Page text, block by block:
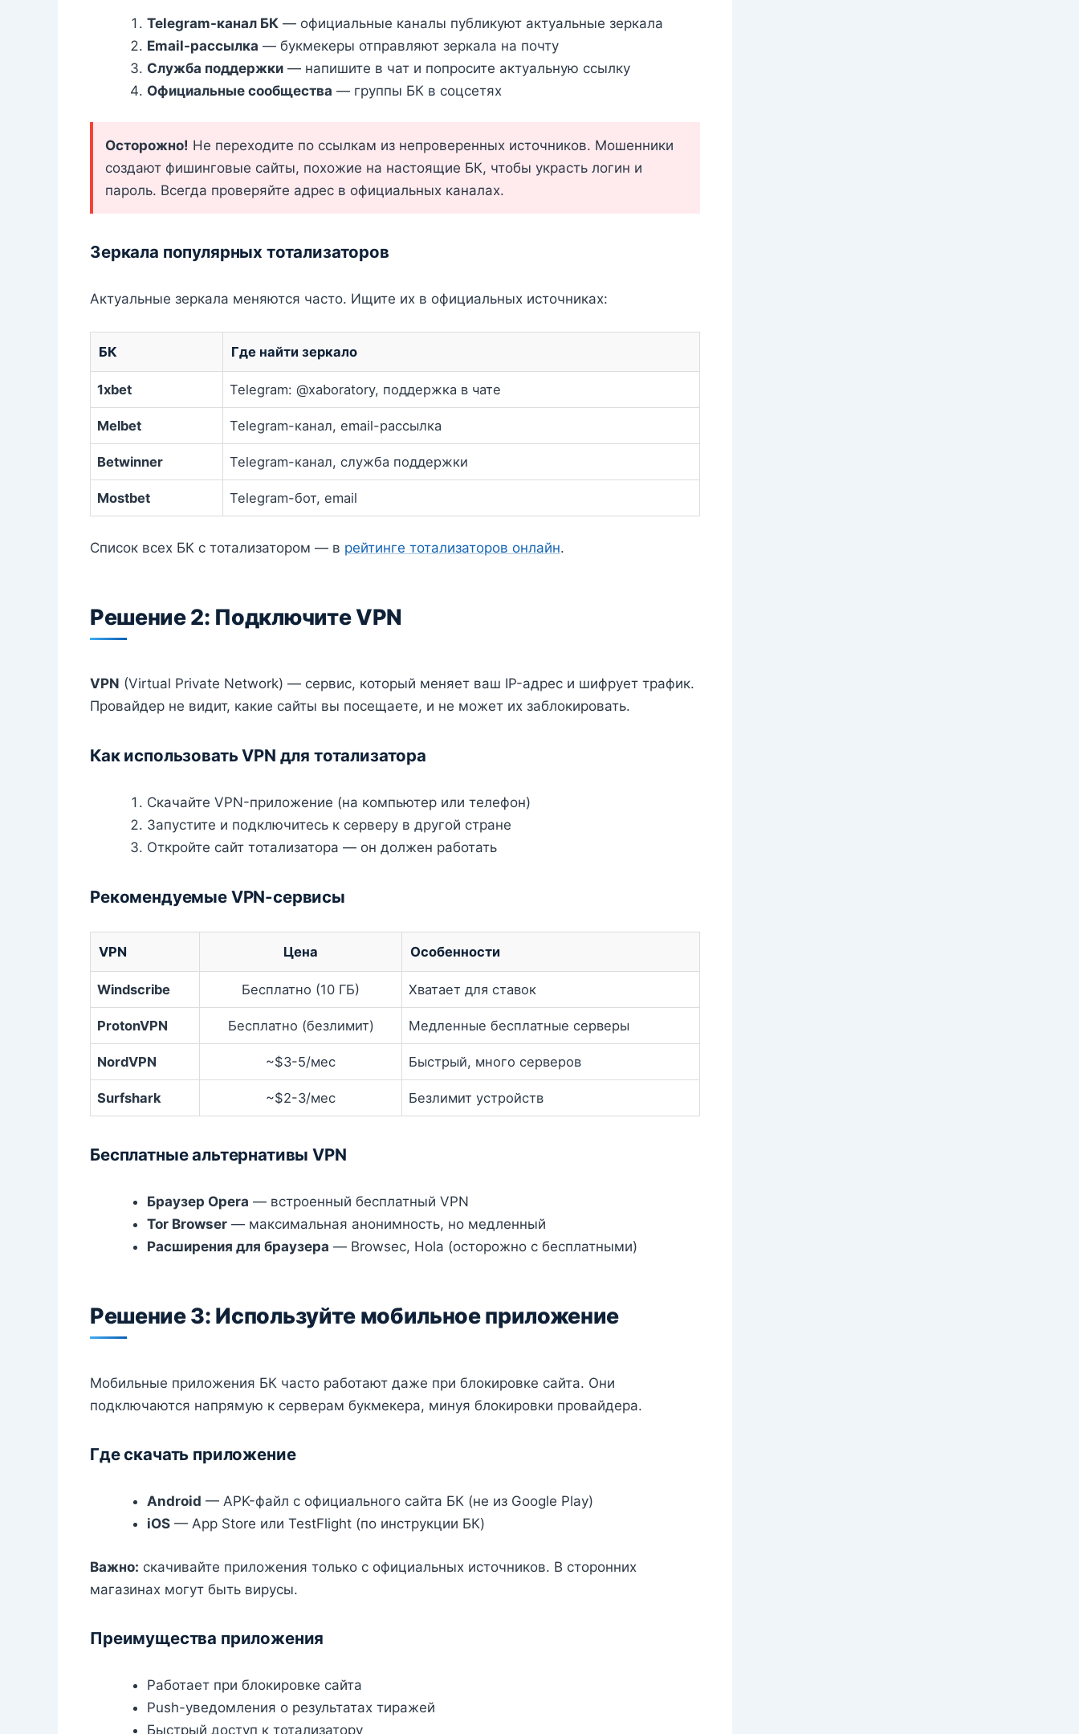
Telegram-канал БК — официальные каналы публикуют актуальные зеркала
Email-рассылка — букмекеры отправляют зеркала на почту
Служба поддержки — напишите в чат и попросите актуальную ссылку
Официальные сообщества — группы БК в соцсетях
Осторожно! Не переходите по ссылкам из непроверенных источников. Мошенники
создают фишинговые сайты, похожие на настоящие БК, чтобы украсть логин и
пароль. Всегда проверяйте адрес в официальных каналах.
Зеркала популярных тотализаторов
Актуальные зеркала меняются часто. Ищите их в официальных источниках:
БК Где найти зеркало
1xbet Telegram: @xaboratory, поддержка в чате
Melbet Telegram-канал, email-рассылка
Betwinner Telegram-канал, служба поддержки
Mostbet Telegram-бот, email
Список всех БК с тотализатором — в рейтинге тотализаторов онлайн.
Решение 2: Подключите VPN
VPN (Virtual Private Network) — сервис, который меняет ваш IP-адрес и шифрует трафик.
Провайдер не видит, какие сайты вы посещаете, и не может их заблокировать.
Как использовать VPN для тотализатора
Скачайте VPN-приложение (на компьютер или телефон)
Запустите и подключитесь к серверу в другой стране
Откройте сайт тотализатора — он должен работать
Рекомендуемые VPN-сервисы
VPN Цена Особенности
Windscribe Бесплатно (10 ГБ) Хватает для ставок
ProtonVPN Бесплатно (безлимит) Медленные бесплатные серверы
NordVPN ~$3-5/мес Быстрый, много серверов
Surfshark ~$2-3/мес Безлимит устройств
Бесплатные альтернативы VPN
Браузер Opera — встроенный бесплатный VPN
Tor Browser — максимальная анонимность, но медленный
Расширения для браузера — Browsec, Hola (осторожно с бесплатными)
Решение 3: Используйте мобильное приложение
Мобильные приложения БК часто работают даже при блокировке сайта. Они
подключаются напрямую к серверам букмекера, минуя блокировки провайдера.
Где скачать приложение
Android — APK-файл с официального сайта БК (не из Google Play)
iOS — App Store или TestFlight (по инструкции БК)
Важно: скачивайте приложения только с официальных источников. В сторонних
магазинах могут быть вирусы.
Преимущества приложения
Работает при блокировке сайта
Push-уведомления о результатах тиражей
Быстрый доступ к тотализатору